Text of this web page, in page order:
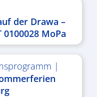
der Drawa –
MoPa
|